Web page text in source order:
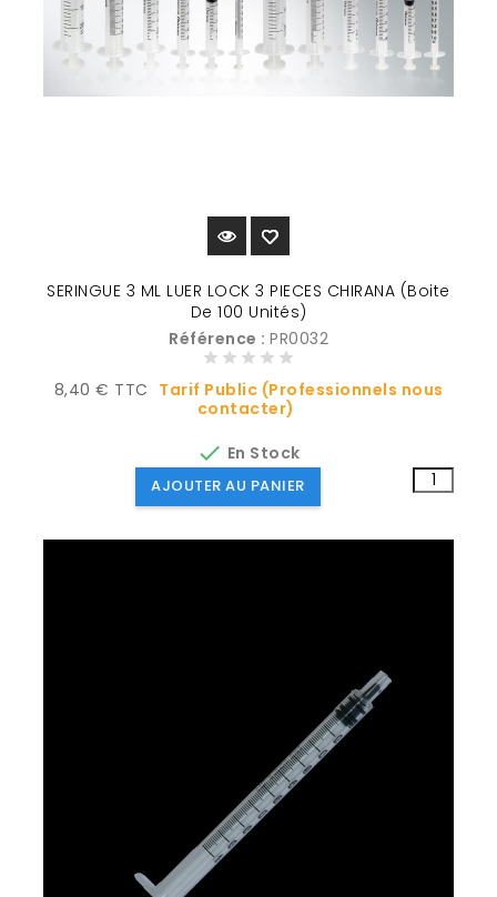
SERINGUE 3 ML LUER LOCK 3 PIECES CHIRANA (Boite
De 100 Unités)
Référence : PR0032
Prix
8,40 € TTC Tarif Public (Professionnels nous
contacter)
 En Stock
AJOUTER AU PANIER